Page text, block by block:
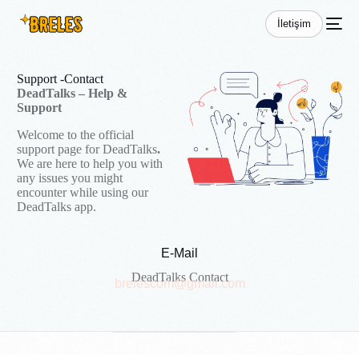
İletişim
Support -Contact
DeadTalks – Help &
Support
Welcome to the official
support page for DeadTalks.
We are here to help you with
any issues you might
encounter while using our
DeadTalks app.
E-Mail
DeadTalks Contact
brelescom@gmail.com